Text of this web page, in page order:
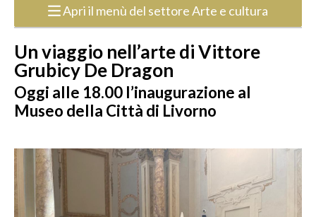
Apri il menù del settore Arte e cultura
Un viaggio nell’arte di Vittore
Grubicy De Dragon
Oggi alle 18.00 l’inaugurazione al
Museo della Città di Livorno